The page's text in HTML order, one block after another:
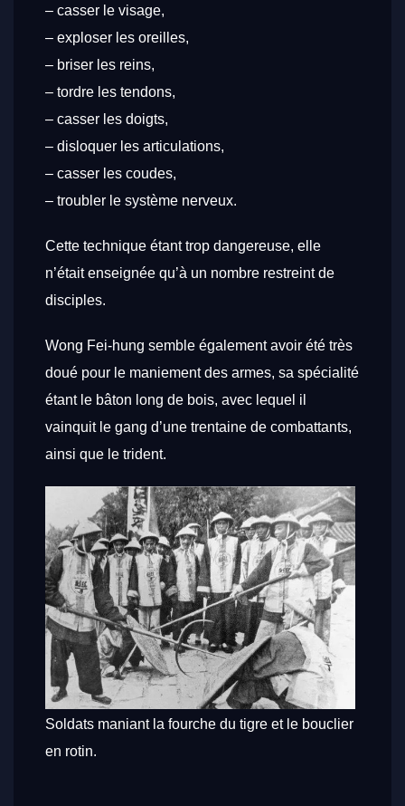
– casser le visage,
– exploser les oreilles,
– briser les reins,
– tordre les tendons,
– casser les doigts,
– disloquer les articulations,
– casser les coudes,
– troubler le système nerveux.
Cette technique étant trop dangereuse, elle
n’était enseignée qu’à un nombre restreint de
disciples.
Wong Fei-hung semble également avoir été très
doué pour le maniement des armes, sa spécialité
étant le bâton long de bois, avec lequel il
vainquit le gang d’une trentaine de combattants,
ainsi que le trident.
Soldats maniant la fourche du tigre et le bouclier
en rotin.